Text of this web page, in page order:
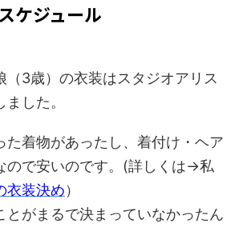
ケジュール
（3歳）の衣装はスタジオアリス
した。
た着物があったし、着付け・ヘア
ので安いのです。(詳しくは→私
衣装決め）
とがまるで決まっていなかったん